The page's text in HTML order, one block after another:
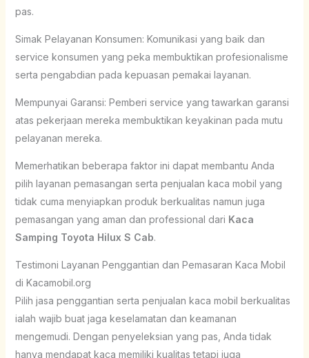
pas.
Simak Pelayanan Konsumen: Komunikasi yang baik dan
service konsumen yang peka membuktikan profesionalisme
serta pengabdian pada kepuasan pemakai layanan.
Mempunyai Garansi: Pemberi service yang tawarkan garansi
atas pekerjaan mereka membuktikan keyakinan pada mutu
pelayanan mereka.
Memerhatikan beberapa faktor ini dapat membantu Anda
pilih layanan pemasangan serta penjualan kaca mobil yang
tidak cuma menyiapkan produk berkualitas namun juga
pemasangan yang aman dan professional dari Kaca
Samping Toyota Hilux S Cab.
Testimoni Layanan Penggantian dan Pemasaran Kaca Mobil
di Kacamobil.org
Pilih jasa penggantian serta penjualan kaca mobil berkualitas
ialah wajib buat jaga keselamatan dan keamanan
mengemudi. Dengan penyeleksian yang pas, Anda tidak
hanya mendapat kaca memiliki kualitas tetapi juga